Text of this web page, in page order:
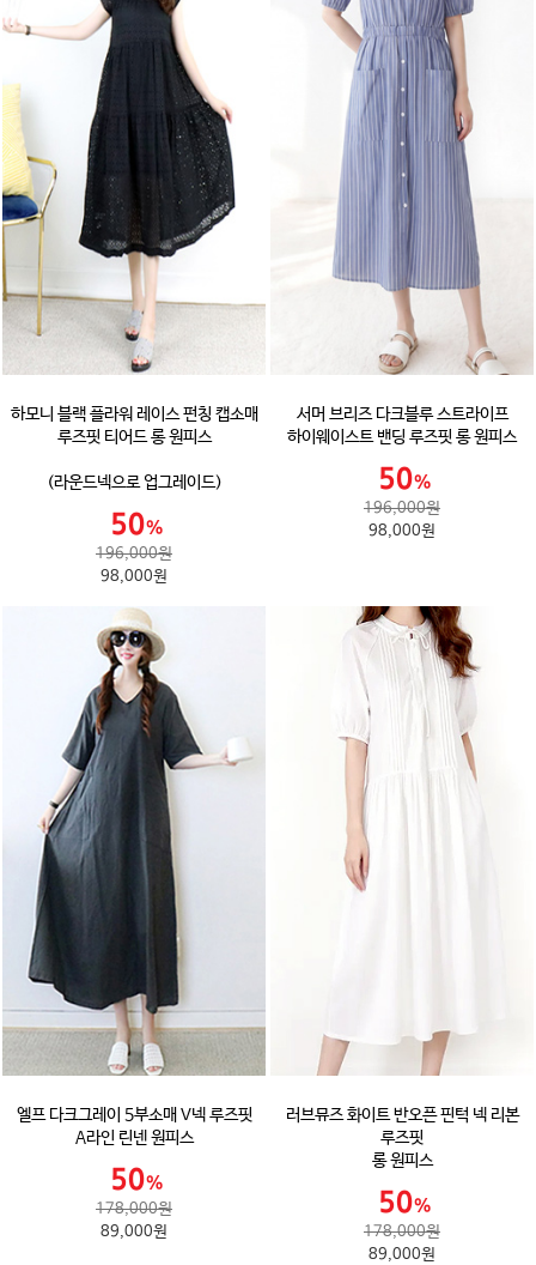
하모니 블랙 플라워 레이스 펀칭 캡소매
루즈핏 티어드 롱 원피스
(라운드넥으로 업그레이드)
196,000원
98,000원
서머 브리즈 다크블루 스트라이프
하이웨이스트 밴딩 루즈핏 롱 원피스
196,000원
98,000원
엘프 다크그레이 5부소매 V넥 루즈핏
A라인 린넨 원피스
178,000원
89,000원
러브뮤즈 화이트 반오픈 핀턱 넥 리본
루즈핏
롱 원피스
178,000원
89,000원